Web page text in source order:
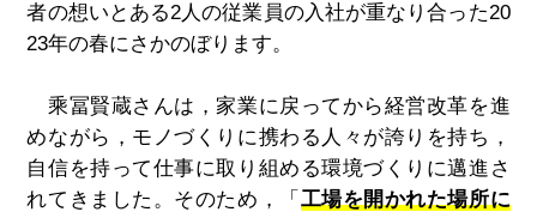
者の想いとある2人の従業員の入社が重なり合った20
23年の春にさかのぼります。
乘冨賢蔵さんは，家業に戻ってから経営改革を進
めながら，モノづくりに携わる人々が誇りを持ち，
自信を持って仕事に取り組める環境づくりに邁進さ
れてきました。そのため，「 工場を開かれた場所に